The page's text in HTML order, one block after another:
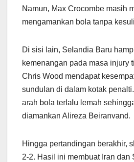
Namun, Max Crocombe masih
mengamankan bola tanpa
Di sisi lain, Selandia Baru
kemenangan pada masa injury
Chris Wood mendapat
sundulan di dalam kotak
arah bola terlalu lemah
diamankan Alireza Beiranvand.
Hingga pertandingan berakhir,
2-2. Hasil ini membuat Iran dan